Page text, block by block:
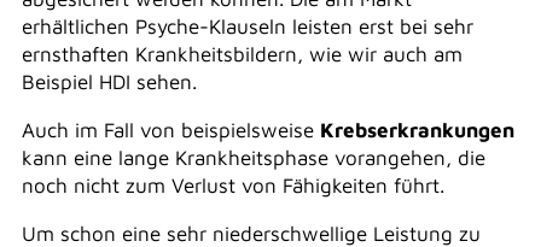
erhältlichen Psyche-Klauseln leisten erst bei sehr
ernsthaften Krankheitsbildern, wie wir auch am
Beispiel HDI sehen.
Auch im Fall von beispielsweise Krebserkrankungen
kann eine lange Krankheitsphase vorangehen, die
noch nicht zum Verlust von Fähigkeiten führt.
Um schon eine sehr niederschwellige Leistung zu